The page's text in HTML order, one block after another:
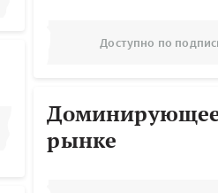
Доступно по
рынке